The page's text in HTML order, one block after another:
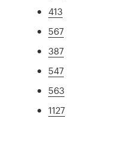
413
567
387
547
563
1127